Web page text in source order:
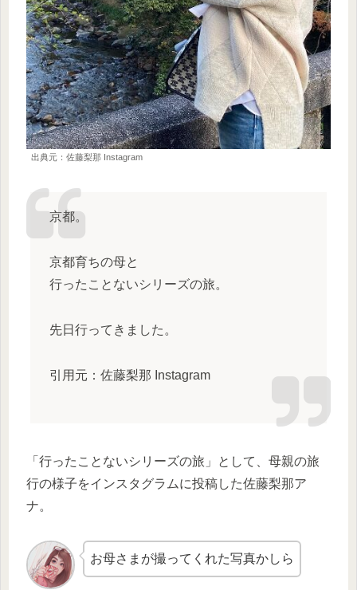
出典元：佐藤梨那 Instagram
京都。
京都育ちの母と
行ったことないシリーズの旅。
先日行ってきました。
引用元：佐藤梨那 Instagram
「行ったことないシリーズの旅」として、母親の旅
行の様子をインスタグラムに投稿した佐藤梨那ア
ナ。
お母さまが撮ってくれた写真かしら